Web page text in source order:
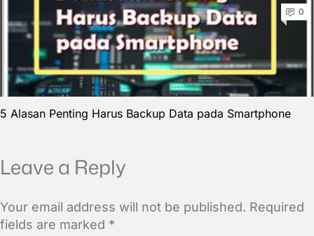
0
5 Alasan Penting Harus Backup Data pada Smartphone
Leave a Reply
Your email address will not be published. Required
fields are marked *